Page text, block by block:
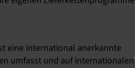
eine international anerkannte
umfasst und auf internationalen